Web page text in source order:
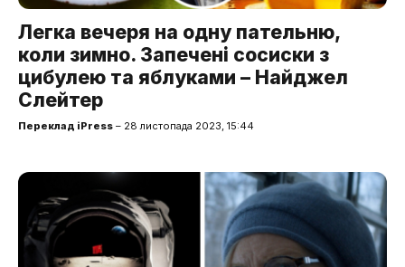
Легка вечеря на одну пательню,
коли зимно. Запечені сосиски з
цибулею та яблуками – Найджел
Слейтер
Переклад iPress – 28 листопада 2023, 15:44